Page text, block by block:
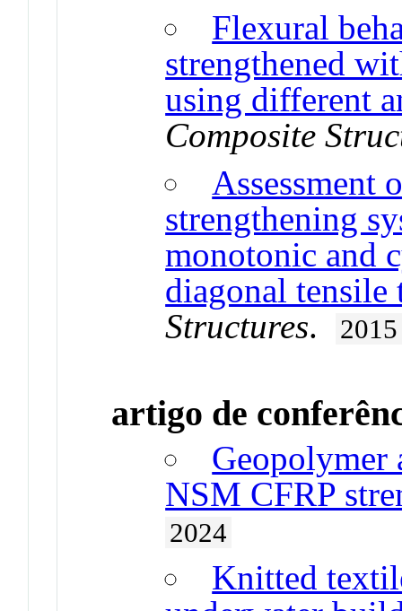
Flexural
strengthened
using different
Composite
Assessment
strengthening
monotonic and
diagonal tensile
Structures. 2015
artigo de
Geopolymer
NSM CFRP
2024
Knitted